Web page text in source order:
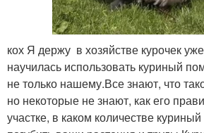
кох Я держу в хозяйстве курочек
научилась использовать куриный
не только нашему.Все знают, что
но некоторые не знают, как его
участке, в каком количестве